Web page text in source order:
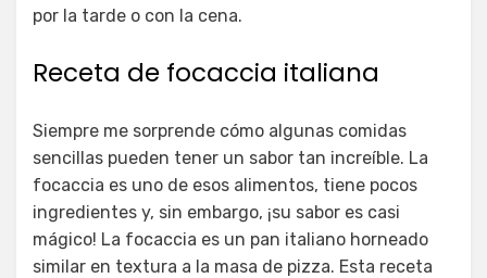
por la tarde o con la cena.
Receta de focaccia italiana
Siempre me sorprende cómo algunas comidas
sencillas pueden tener un sabor tan increíble. La
focaccia es uno de esos alimentos, tiene pocos
ingredientes y, sin embargo, ¡su sabor es casi
mágico! La focaccia es un pan italiano horneado
similar en textura a la masa de pizza. Esta receta